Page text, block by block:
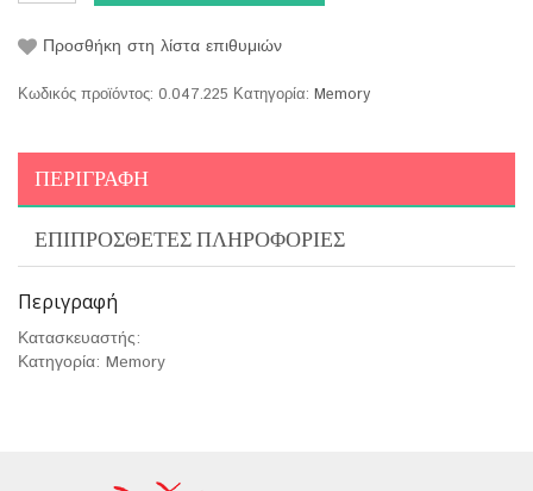
Προσθήκη στη λίστα επιθυμιών
Κωδικός προϊόντος: 0.047.225 Κατηγορία: Memory
ΠΕΡΙΓΡΑΦΉ
ΕΠΙΠΡΌΣΘΕΤΕΣ ΠΛΗΡΟΦΟΡΊΕΣ
Περιγραφή
Κατασκευαστής:
Κατηγορία: Memory